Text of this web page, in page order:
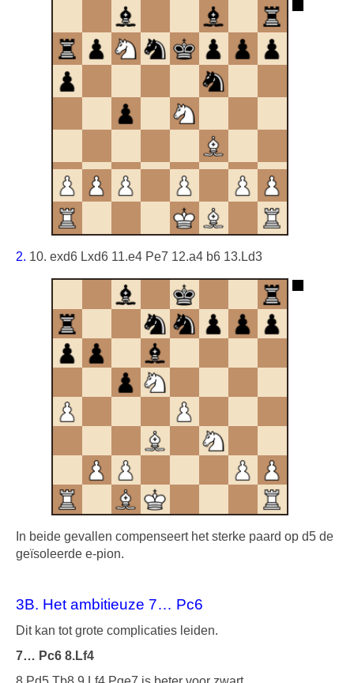
2. 10. exd6 Lxd6 11.e4 Pe7 12.a4 b6 13.Ld3
In beide gevallen compenseert het sterke paard op d5 de
geïsoleerde e-pion.
3B. Het ambitieuze 7… Pc6
Dit kan tot grote complicaties leiden.
7… Pc6 8.Lf4